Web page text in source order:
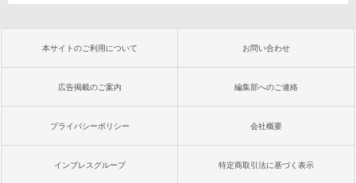
本サイトのご利用について お問い合わせ
広告掲載のご案内 編集部へのご連絡
プライバシーポリシー 会社概要
インプレスグループ 特定商取引法に基づく表示